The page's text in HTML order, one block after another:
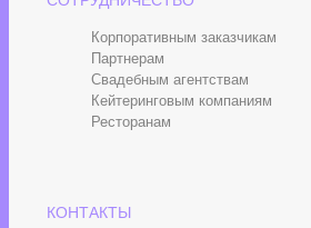
Корпоративным заказчикам
Партнерам
Свадебным агентствам
Кейтеринговым компаниям
Ресторанам
КОНТАКТЫ